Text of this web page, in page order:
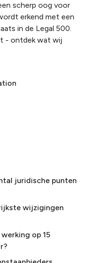
scherp oog voor
erkend met een
in de Legal 500.
- ontdek wat wij
juridische punten
wijzigingen
op 15